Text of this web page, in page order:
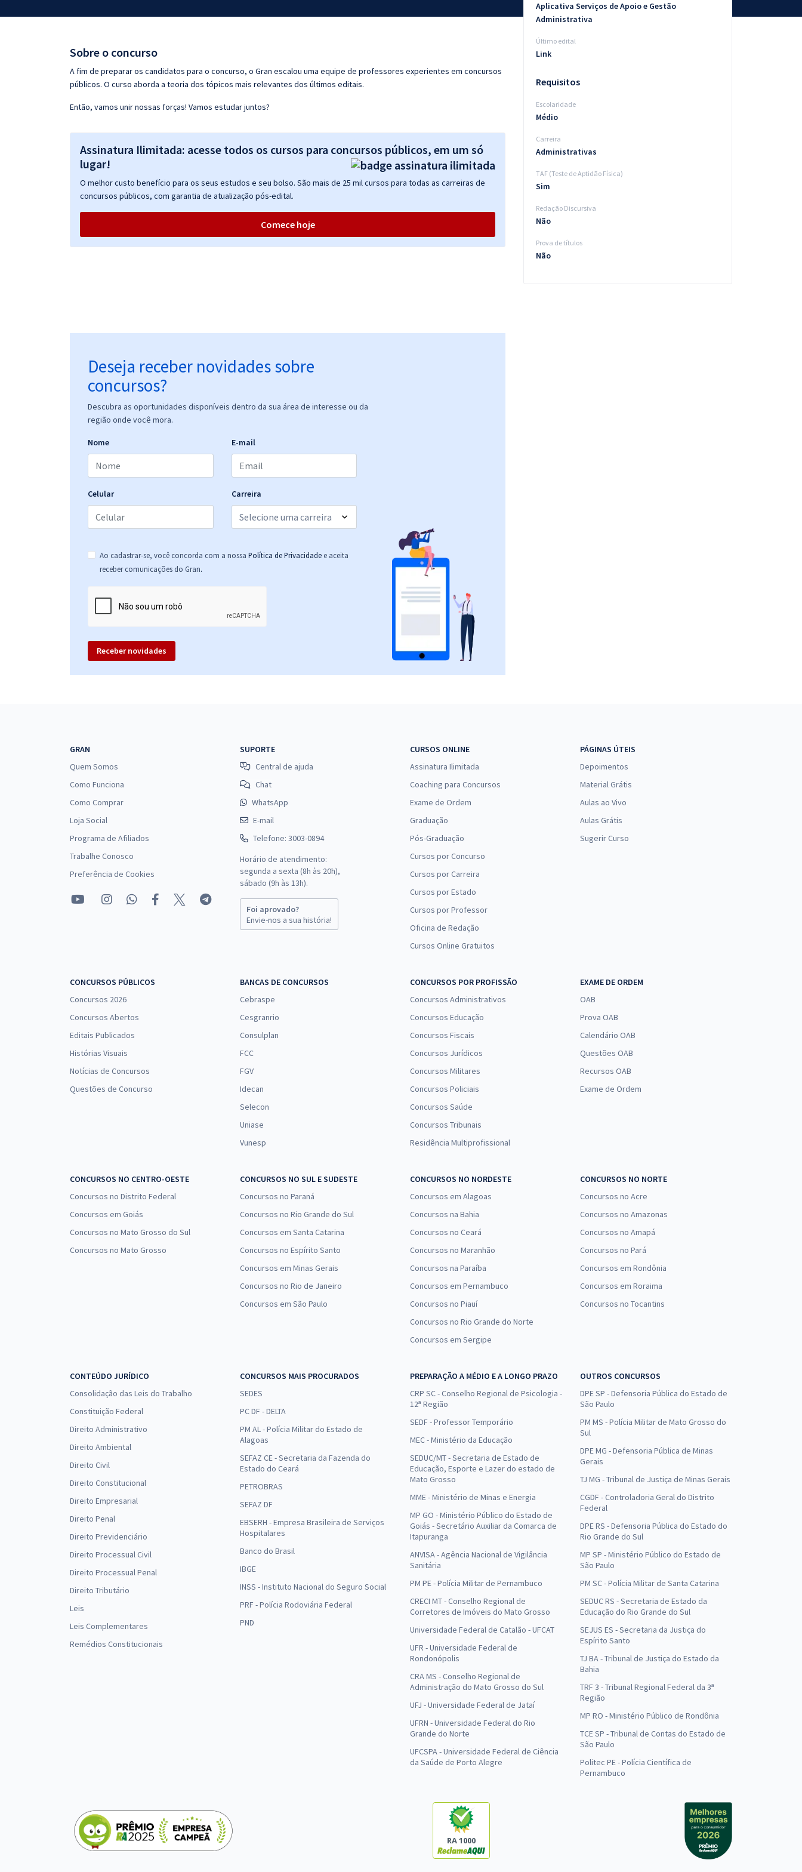
Conteúdo gratuito
Sobre o concurso
A fim de preparar os candidatos para o concurso, o Gran escalou uma equipe de professores experientes em concursos
públicos. O curso aborda a teoria dos tópicos mais relevantes dos últimos editais.
Então, vamos unir nossas forças! Vamos estudar juntos?
Assinatura Ilimitada: acesse todos os cursos para concursos públicos, em um só
lugar!
O melhor custo benefício para os seus estudos e seu bolso. São mais de 25 mil cursos para todas as carreiras de
concursos públicos, com garantia de atualização pós-edital.
Comece hoje
Deseja receber novidades sobre
concursos?
Descubra as oportunidades disponíveis dentro da sua área de interesse ou da
região onde você mora.
Nome E-mail
Celular Carreira
Ao cadastrar-se, você concorda com a nossa Política de Privacidade e aceita
receber comunicações do Gran.
Receber novidades
Aplicativa Serviços de Apoio e Gestão
Administrativa
Último edital
Link
Requisitos
Escolaridade
Médio
Carreira
Administrativas
TAF (Teste de Aptidão Física)
Sim
Redação Discursiva
Não
Prova de títulos
Não
GRAN
Quem Somos
Como Funciona
Como Comprar
Loja Social
Programa de Afiliados
Trabalhe Conosco
Preferência de Cookies
SUPORTE
Central de ajuda
Chat
WhatsApp
E-mail
Telefone: 3003-0894
Horário de atendimento:
segunda a sexta (8h às 20h),
sábado (9h às 13h).
Foi aprovado?
Envie-nos a sua história!
CURSOS ONLINE
Assinatura Ilimitada
Coaching para Concursos
Exame de Ordem
Graduação
Pós-Graduação
Cursos por Concurso
Cursos por Carreira
Cursos por Estado
Cursos por Professor
Oficina de Redação
Cursos Online Gratuitos
PÁGINAS ÚTEIS
Depoimentos
Material Grátis
Aulas ao Vivo
Aulas Grátis
Sugerir Curso
CONCURSOS PÚBLICOS
Concursos 2026
Concursos Abertos
Editais Publicados
Histórias Visuais
Notícias de Concursos
Questões de Concurso
BANCAS DE CONCURSOS
Cebraspe
Cesgranrio
Consulplan
FCC
FGV
Idecan
Selecon
Uniase
Vunesp
CONCURSOS POR PROFISSÃO
Concursos Administrativos
Concursos Educação
Concursos Fiscais
Concursos Jurídicos
Concursos Militares
Concursos Policiais
Concursos Saúde
Concursos Tribunais
Residência Multiprofissional
EXAME DE ORDEM
OAB
Prova OAB
Calendário OAB
Questões OAB
Recursos OAB
Exame de Ordem
CONCURSOS NO CENTRO-OESTE
Concursos no Distrito Federal
Concursos em Goiás
Concursos no Mato Grosso do Sul
Concursos no Mato Grosso
CONCURSOS NO SUL E SUDESTE
Concursos no Paraná
Concursos no Rio Grande do Sul
Concursos em Santa Catarina
Concursos no Espírito Santo
Concursos em Minas Gerais
Concursos no Rio de Janeiro
Concursos em São Paulo
CONCURSOS NO NORDESTE
Concursos em Alagoas
Concursos na Bahia
Concursos no Ceará
Concursos no Maranhão
Concursos na Paraíba
Concursos em Pernambuco
Concursos no Piauí
Concursos no Rio Grande do Norte
Concursos em Sergipe
CONCURSOS NO NORTE
Concursos no Acre
Concursos no Amazonas
Concursos no Amapá
Concursos no Pará
Concursos em Rondônia
Concursos em Roraima
Concursos no Tocantins
CONTEÚDO JURÍDICO
Consolidação das Leis do Trabalho
Constituição Federal
Direito Administrativo
Direito Ambiental
Direito Civil
Direito Constitucional
Direito Empresarial
Direito Penal
Direito Previdenciário
Direito Processual Civil
Direito Processual Penal
Direito Tributário
Leis
Leis Complementares
Remédios Constitucionais
CONCURSOS MAIS PROCURADOS
SEDES
PC DF - DELTA
PM AL - Polícia Militar do Estado de
Alagoas
SEFAZ CE - Secretaria da Fazenda do
Estado do Ceará
PETROBRAS
SEFAZ DF
EBSERH - Empresa Brasileira de Serviços
Hospitalares
Banco do Brasil
IBGE
INSS - Instituto Nacional do Seguro Social
PRF - Polícia Rodoviária Federal
PND
PREPARAÇÃO A MÉDIO E A LONGO PRAZO
CRP SC - Conselho Regional de Psicologia -
12ª Região
SEDF - Professor Temporário
MEC - Ministério da Educação
SEDUC/MT - Secretaria de Estado de
Educação, Esporte e Lazer do estado de
Mato Grosso
MME - Ministério de Minas e Energia
MP GO - Ministério Público do Estado de
Goiás - Secretário Auxiliar da Comarca de
Itapuranga
ANVISA - Agência Nacional de Vigilância
Sanitária
PM PE - Polícia Militar de Pernambuco
CRECI MT - Conselho Regional de
Corretores de Imóveis do Mato Grosso
Universidade Federal de Catalão - UFCAT
UFR - Universidade Federal de
Rondonópolis
CRA MS - Conselho Regional de
Administração do Mato Grosso do Sul
UFJ - Universidade Federal de Jataí
UFRN - Universidade Federal do Rio
Grande do Norte
UFCSPA - Universidade Federal de Ciência
da Saúde de Porto Alegre
OUTROS CONCURSOS
DPE SP - Defensoria Pública do Estado de
São Paulo
PM MS - Polícia Militar de Mato Grosso do
Sul
DPE MG - Defensoria Pública de Minas
Gerais
TJ MG - Tribunal de Justiça de Minas Gerais
CGDF - Controladoria Geral do Distrito
Federal
DPE RS - Defensoria Pública do Estado do
Rio Grande do Sul
MP SP - Ministério Público do Estado de
São Paulo
PM SC - Polícia Militar de Santa Catarina
SEDUC RS - Secretaria de Estado da
Educação do Rio Grande do Sul
SEJUS ES - Secretaria da Justiça do
Espírito Santo
TJ BA - Tribunal de Justiça do Estado da
Bahia
TRF 3 - Tribunal Regional Federal da 3ª
Região
MP RO - Ministério Público de Rondônia
TCE SP - Tribunal de Contas do Estado de
São Paulo
Politec PE - Polícia Científica de
Pernambuco
RA 1000